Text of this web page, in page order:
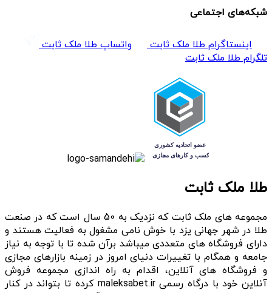
شبکه‌های اجتماعی
اینستاگرام طلا ملک ثابت
واتساپ طلا ملک ثابت
تلگرام طلا ملک ثابت
طلا ملک ثابت
مجموعه های ملک ثابت که نزدیک به 50 سال است که در صنعت
طلا در شهر جهانی یزد با خوش نامی مشغول به فعالیت هستند و
دارای فروشگاه های متعددی میباشد برآن شده تا با توجه به نیاز
جامعه و همگام با تغییرات دنیای امروز در زمینه بازارهای مجازی
و فروشگاه های آنلاین، اقدام به راه اندازی مجموعه فروش
آنلاین خود با درگاه رسمی maleksabet.ir کرده تا بتواند در کنار